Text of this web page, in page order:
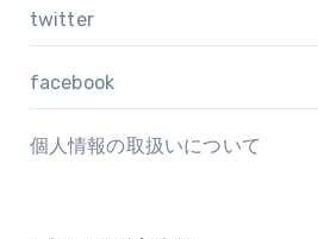
twitter
facebook
個人情報の取扱いについて